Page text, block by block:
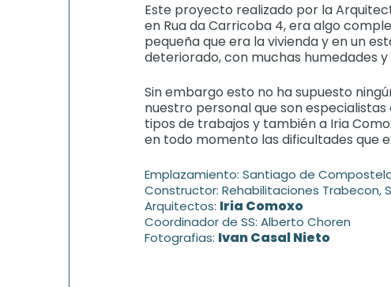
Este proyecto realizado por la
en Rua da Carricoba 4, era algo
pequeña que era la vivienda y en un
deteriorado, con muchas humedades
Sin embargo esto no ha supuesto
nuestro personal que son
tipos de trabajos y también a Iria
en todo momento las dificultades que
Emplazamiento: Santiago de
Constructor: Rehabilitaciones Trabecon,
Arquitectos: Iria Comoxo
Coordinador de SS: Alberto Choren
Fotografias: Ivan Casal Nieto